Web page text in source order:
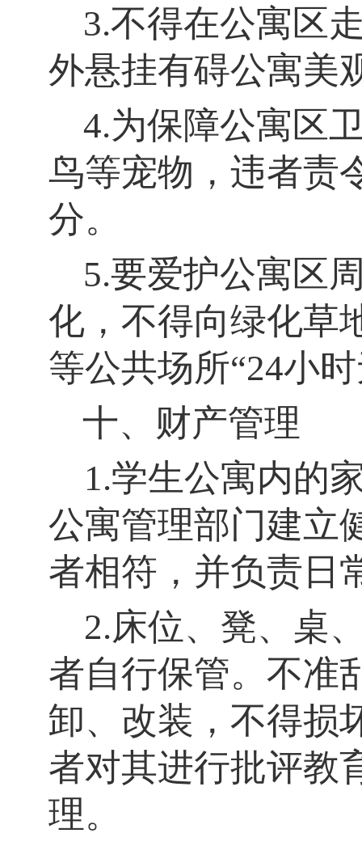
3.不得在公寓区
外悬挂有碍公寓美
4.为保障公寓区
鸟等宠物，违者责
分。
5.要爱护公寓区
化，不得向绿化草
等公共场所“24小
十、财产管理
1.学生公寓内的
公寓管理部门建立
者相符，并负责日
2.床位、凳、桌
者自行保管。不准
卸、改装，不得损
者对其进行批评教
理。